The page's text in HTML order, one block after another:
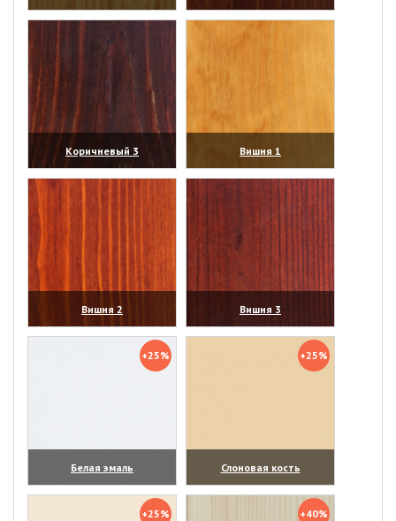
(увеличить)
(увеличить)
Коричневый 3
(увеличить)
Вишня 1
(увеличить)
Вишня 2
(увеличить)
Вишня 3
(увеличить)
+25%
Белая эмаль
(увеличить)
+25%
Слоновая кость
(увеличить)
+25%
+40%